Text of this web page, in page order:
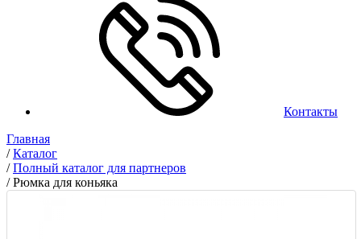
Контакты
Главная
/Каталог
/Полный каталог для партнеров
/Рюмка для коньяка